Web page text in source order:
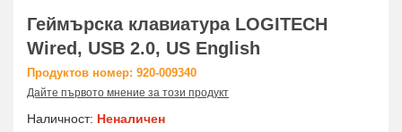
Геймърска клавиатура LOGITECH
Wired, USB 2.0, US English
Продуктов номер: 920-009340
Дайте първото мнение за този продукт
Наличност: Неналичен